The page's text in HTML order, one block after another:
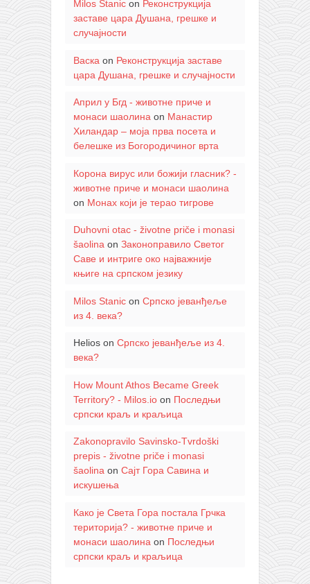
Milos Stanicon Реконструкција
заставе цара Душана, грешке и
случајности
Васка on Реконструкција заставе
цара Душана, грешке и случајности
Април у Бгд - животне приче и
монаси шаолинаon Манастир
Хиландар – моја прва посета и
белешке из Богородичиног врта
Корона вирус или божији гласник? -
животне приче и монаси шаолина
on Монах који је терао тигрове
Duhovni otac - životne priče i monasi
šaolinaon Законоправило Светог
Саве и интриге око најважније
књиге на српском језику
Milos Stanicon Српско јеванђеље
из 4. века?
Helioson Српско јеванђеље из 4.
века?
How Mount Athos Became Greek
Territory? - Milos.ioon Последњи
српски краљ и краљица
Zakonopravilo Savinsko-Tvrdoški
prepis - životne priče i monasi
šaolinaon Сајт Гора Савина и
искушења
Како је Света Гора постала Грчка
територија? - животне приче и
монаси шаолина on Последњи
српски краљ и краљица